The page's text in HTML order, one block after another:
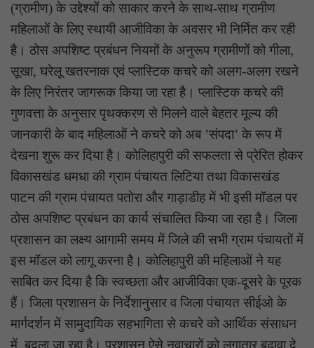
(ग्रामीण) के उद्देश्यों को साकार करने के साथ-साथ ग्रामीण
महिलाओं के लिए स्थायी आजीविका के अवसर भी निर्मित कर रही
है। ठोस अपशिष्ट प्रबंधन नियमों के अनुरूप ग्रामीणों को गीला,
सूखा, घरेलू खतरनाक एवं प्लास्टिक कचरे को अलग-अलग रखने
के लिए निरंतर जागरूक किया जा रहा है। प्लास्टिक कचरे की
गुणवत्ता के अनुसार पृथक्करण से मिलने वाले बेहतर मूल्य की
जानकारी के बाद महिलाओं ने कचरे को अब ’संपदा’ के रूप में
देखना शुरू कर दिया है। कोलिहापुरी की सफलता से प्रेरित होकर
विकासखंड धमधा की ग्राम पंचायत लिटिया तथा विकासखंड
पाटन की ग्राम पंचायत पतोरा और गाड़ाडीह में भी इसी मॉडल पर
ठोस अपशिष्ट प्रबंधन का कार्य संचालित किया जा रहा है। जिला
प्रशासन का लक्ष्य आगामी समय में जिले की सभी ग्राम पंचायतों में
इस मॉडल को लागू करना है। कोलिहापुरी की महिलाओं ने यह
साबित कर दिया है कि स्वच्छता और आजीविका एक-दूसरे के पूरक
हैं। जिला प्रशासन के निर्देशानुसार व जिला पंचायत सीईओ के
मार्गदर्शन में सामुदायिक सहभागिता से कचरे को आर्थिक संसाधन
में बदला जा रहा है। प्रशासन ऐसे नवाचारों को लगातार बढ़ावा दे